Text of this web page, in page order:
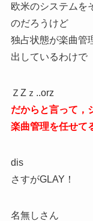
欧米のシステムを
のだろうけど
独占状態が楽曲管
出しているわけで
ＺZｚ..orz
だからと言って，
楽曲管理を任せて
dis
さすがGLAY！
名無しさん